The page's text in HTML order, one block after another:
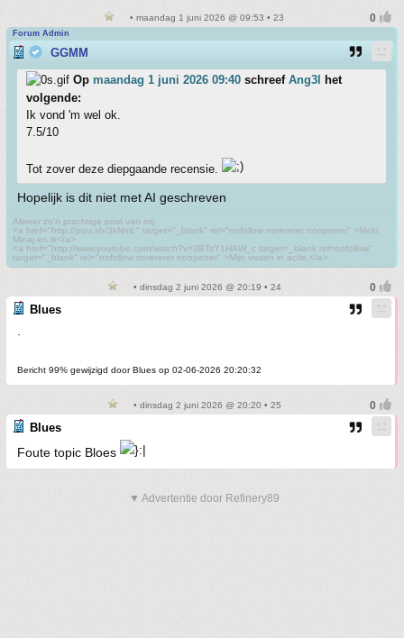
• maandag 1 juni 2026 @ 09:53 • 23
Forum Admin
GGMM
Op maandag 1 juni 2026 09:40 schreef Ang3l
het
volgende:
Ik vond 'm wel ok.
7.5/10
Tot zover deze diepgaande recensie.
Hopelijk is dit niet met AI geschreven
Alweer zo'n prachtige post van mij.
<a href="http://puu.sh/3kNmL" target="_blank" rel="nofollow norererer noopener" >Nicki
Minaj en ik</a>
<a href="http://www.youtube.com/watch?v=3BTsY1HAW_c target=_blank rel=nofollow"
target="_blank" rel="nofollow norererer noopener" >Mijn vissen in actie.</a>
• dinsdag 2 juni 2026 @ 20:19 • 24
Blues
.
Bericht 99% gewijzigd door Blues op 02-06-2026 20:20:32
• dinsdag 2 juni 2026 @ 20:20 • 25
Blues
Foute topic Bloes
▼ Advertentie door Refinery89